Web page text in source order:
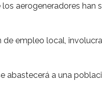
aerogeneradores han
empleo local,
abastecerá a una